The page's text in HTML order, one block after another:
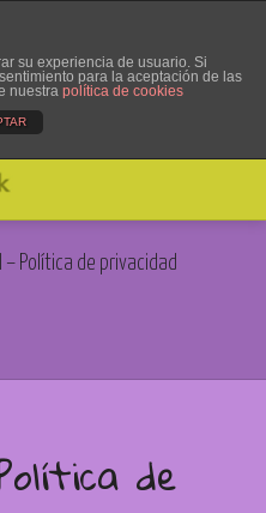
– Política de privacidad
de
su experiencia de usuario. Si
para la aceptación de las
nuestra política de cookies